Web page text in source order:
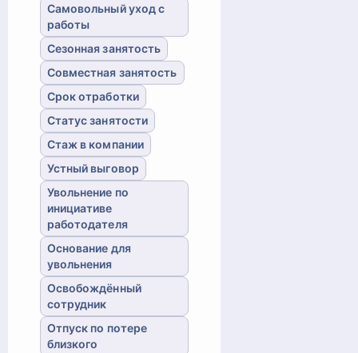
Самовольный уход с
работы
Сезонная занятость
Совместная занятость
Срок отработки
Статус занятости
Стаж в компании
Устный выговор
Увольнение по
инициативе
работодателя
Основание для
увольнения
Освобождённый
сотрудник
Отпуск по потере
близкого